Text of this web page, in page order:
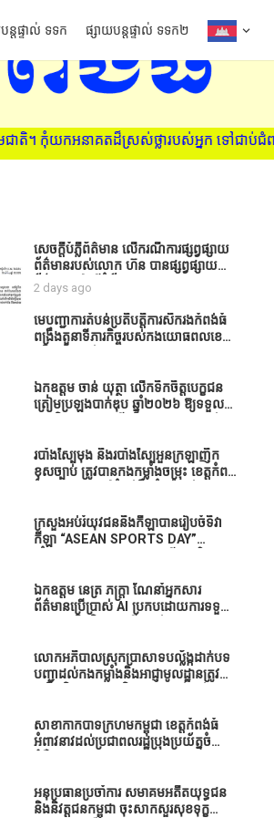
នាគតដ៏ស្រស់ថ្លារបស់អ្នក ទៅជាប់ជំពាក់
ន្តផ្ទាល់ ទទក ផ្សាយបន្តផ្ទាល់ ទទក២
សេចក្តីបំភ្លឺព័ត៌មាន លេីករណីការផ្សព្វផ្សាយ
ព័ត៌មានរបស់លោក ហ៊ន បានផ្សព្វផ្សាយ
ព័ត៌មាននៅលើទំព័រ Facebook ឈ្មោះ
Horn News នាថ្ងៃទី​៣ ខែសីហា ឆ្នាំ​
២០២៦ នេះ ដោយបានដាក់ចំណងជើងថា
«ខេត្តកំពង់ធំ សូមសំណូមពរទៅដល់
អភិបាលខេត្តកំពង់ធំប្រសិនបើជាអាចសូម
ខ្លះទៅព្រោះឥឡូវដឹងហើយថាពិបាករកលុយ
ណាស់គាត់ដាំដំណាំសឹកសឹងតែខ្ចីលុយ
ធនាគារយកមកដាំ ព្រោះមួយរយៈចុងក្រោយ
ពាក់ព័ន្ធនិងអាជ្ញាធរជាមួយនឹងប្រជាពលរដ្ឋ
រឿងដីអាស្រ័យផល»
2 days ago
មេបញ្ជាការតំបន់ប្រតិបត្តិការសឹករងកំពង់ធំ
ពង្រឹងតួនាទីភារកិច្ចរបស់កងយោធពលខេមរ
ឯកឧត្តម ចាន់ យុត្ថា លើកទឹកចិត្តបេក្ខជន
ត្រៀមប្រឡងបាក់ឌុប ឆ្នាំ២០២៦ ឱ្យទទួល
របាំង​ស្បៃ​មុង​ និង​របាំង​ស្បៃ​អួន​ក្រឡា​ញឹក​
ខុស​ច្បាប់​ ត្រូវ​បាន​កងកម្លាំង​ចម្រុះ​ ខេត្តកំពង់​
ក្រសួងអប់រំយុវជននិងកីឡាបានរៀបចំទិវា
កីឡា “ASEAN SPORTS DAY”
កំពង់ធំ( Video inside)
ឯកឧត្តម នេត្រ ភក្ត្រា ណែនាំអ្នកសារ
ព័ត៌មានប្រើប្រាស់ AI ប្រកបដោយការទទួល
ព្រោះ AI មិនមែនជាអ្នកទទួលខុសត្រូវនៃ
អត្ថបទព័ត៌មាននោះទេ
លោកអភិបាលស្រុកប្រាសាទបល្ល័ង្កដាក់បទ
បញ្ជាដល់កងកម្លាំងនិងអាជ្ញាមូលដ្ឋានត្រូវ
សាខាកាកបាទក្រហមកម្ពុជា ខេត្តកំពង់ធំ
អំពាវនាវដល់ប្រជាពលរដ្ឋប្រុងប្រយ័ត្នចំពោះ
អនុប្រធានប្រចាំការ សមាគមអតីតយុទ្ធជន
និងនិវត្តជនកម្ពុជា ចុះសាកសួរសុខទុក្ខ